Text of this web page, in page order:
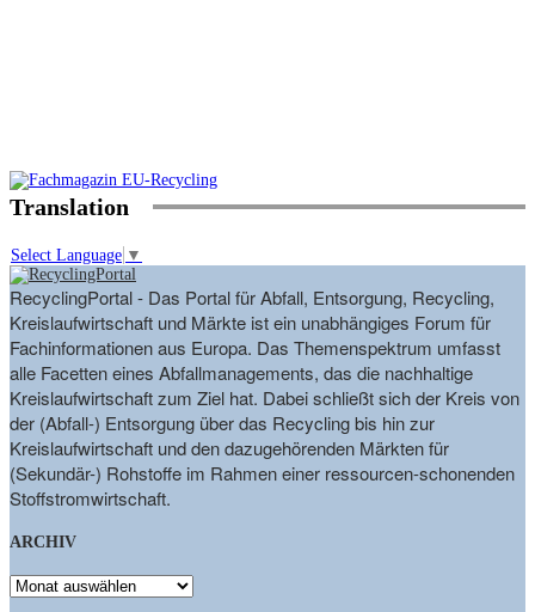
Translation
Select Language ▼
RecyclingPortal - Das Portal für Abfall, Entsorgung, Recycling,
Kreislaufwirtschaft und Märkte ist ein unabhängiges Forum für
Fachinformationen aus Europa. Das Themenspektrum umfasst
alle Facetten eines Abfallmanagements, das die nachhaltige
Kreislaufwirtschaft zum Ziel hat. Dabei schließt sich der Kreis von
der (Abfall-) Entsorgung über das Recycling bis hin zur
Kreislaufwirtschaft und den dazugehörenden Märkten für
(Sekundär-) Rohstoffe im Rahmen einer ressourcen-schonenden
Stoffstromwirtschaft.
ARCHIV
ARCHIV